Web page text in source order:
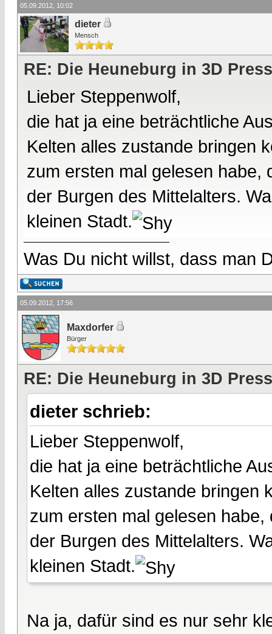
05.09.2012, 10:02
dieter
Mensch
RE: Die Heuneburg in 3D
Lieber Steppenwolf,
die hat ja eine beträchtliche
Kelten alles zustande bringen
zum ersten mal gelesen habe,
der Burgen des Mittelalters.
kleinen Stadt.
Was Du nicht willst, dass man
05.09.2012, 17:56
Maxdorfer
Bürger
RE: Die Heuneburg in 3D
dieter schrieb:
Lieber Steppenwolf,
die hat ja eine beträchtliche
Kelten alles zustande bringen
zum ersten mal gelesen
der Burgen des Mittelalters.
kleinen Stadt.
Na ja, dafür sind es nur sehr